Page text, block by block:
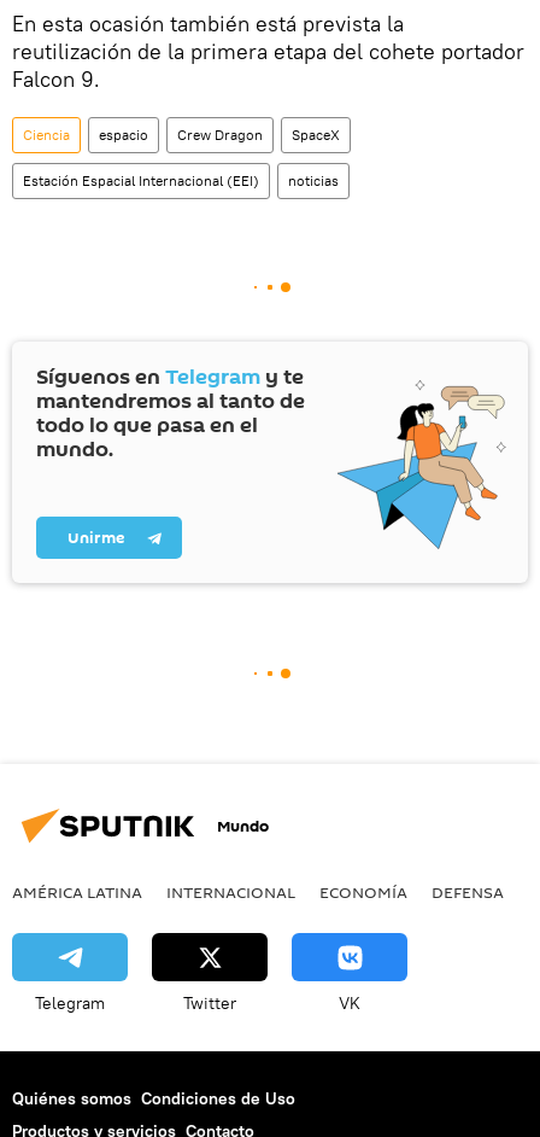
En esta ocasión también está prevista la
reutilización de la primera etapa del cohete portador
Falcon 9.
Ciencia espacio Crew Dragon SpaceX
Estación Espacial Internacional (EEI) noticias
Síguenos en Telegram y te
mantendremos al tanto de
todo lo que pasa en el
mundo.
Unirme
Mundo
AMÉRICA LATINA INTERNACIONAL ECONOMÍA DEFENSA
Telegram Twitter VK
Quiénes somos Condiciones de Uso
Productos y servicios Contacto